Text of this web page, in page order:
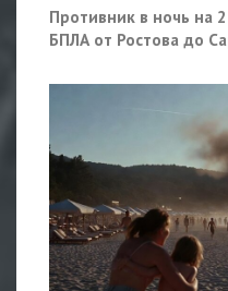
Противник в ночь на
БПЛА от Ростова до